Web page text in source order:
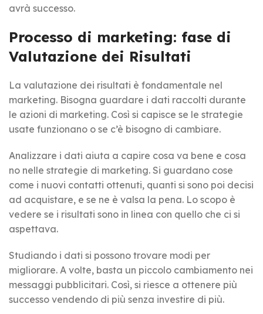
avrà successo.
Processo di marketing: fase di
Valutazione dei Risultati
La valutazione dei risultati è fondamentale nel
marketing. Bisogna guardare i dati raccolti durante
le azioni di marketing. Così si capisce se le strategie
usate funzionano o se c’è bisogno di cambiare.
Analizzare i dati aiuta a capire cosa va bene e cosa
no nelle strategie di marketing. Si guardano cose
come i nuovi contatti ottenuti, quanti si sono poi decisi
ad acquistare, e se ne è valsa la pena. Lo scopo è
vedere se i risultati sono in linea con quello che ci si
aspettava.
Studiando i dati si possono trovare modi per
migliorare. A volte, basta un piccolo cambiamento nei
messaggi pubblicitari. Così, si riesce a ottenere più
successo vendendo di più senza investire di più.